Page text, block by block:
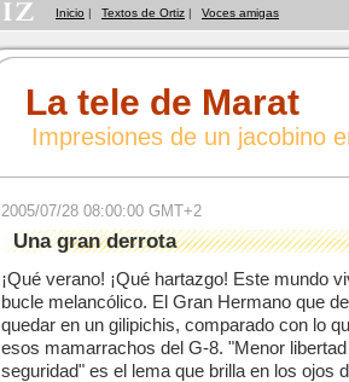
Inicio | Textos de Ortiz | Voces amigas
La tele de Marat
Impresiones de un jacobino
2005/07/28 08:00:00 GMT+2
Una gran derrota
¡Qué verano! ¡Qué hartazgo! Este mundo
bucle melancólico. El Gran Hermano que
quedar en un gilipichis, comparado con lo
esos mamarrachos del G-8. "Menor
seguridad" es el lema que brilla en los ojos